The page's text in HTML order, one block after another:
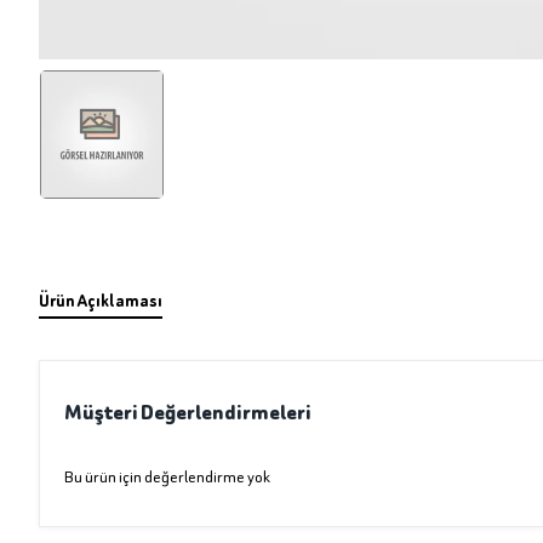
Ürün Açıklaması
Müşteri Değerlendirmeleri
Bu ürün için değerlendirme yok